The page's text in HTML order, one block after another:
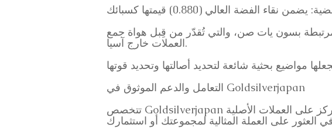
بسون يات صن، والتي تُقدّر من قِبل هواة جمع
العملات خارج آسيا.
التعامل والدعم الموثوق في Goldsilverjapan
تتخصص Goldsilverjapan في التعامل مع العملات الفضية الصينية والآسيوية، بما في ذلك الدولار الخردة. نركز على العملات الأصلية